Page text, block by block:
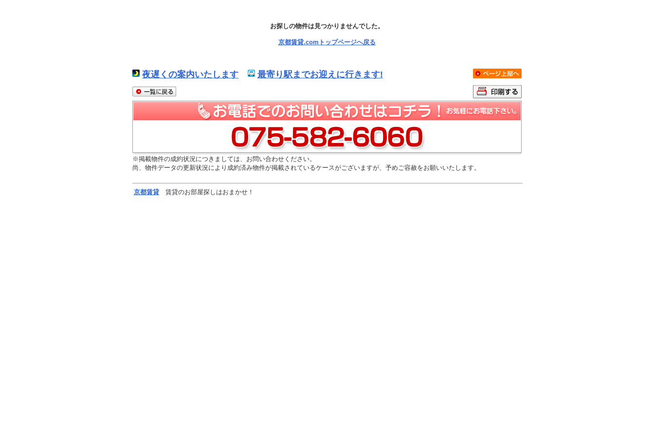
お探しの物件は見つかりませんでした。
京都賃貸.comトップページへ戻る
夜遅くの案内いたします 最寄り駅までお迎えに行きます!
※掲載物件の成約状況につきましては、お問い合わせください。
尚、物件データの更新状況により成約済み物件が掲載されているケースがございますが、予めご容赦をお願いいたします。
京都賃貸 賃貸のお部屋探しはおまかせ！